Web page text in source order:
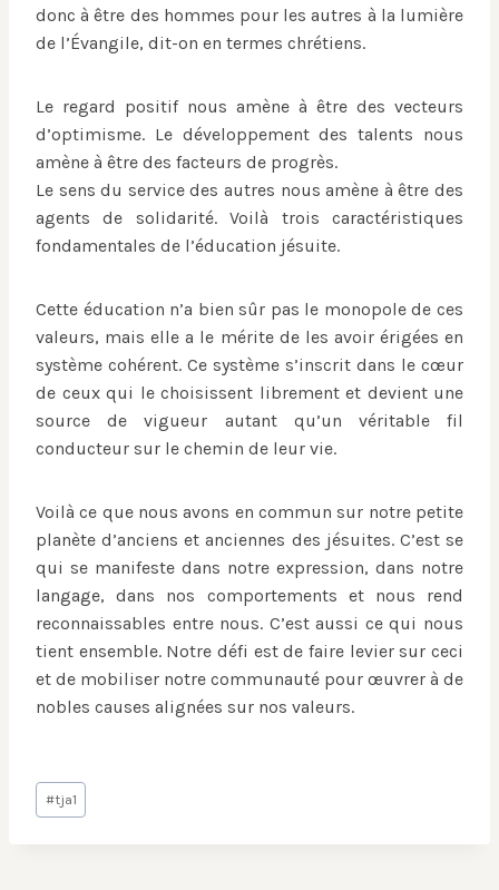
donc à être des hommes pour les autres à la lumière
de l’Évangile, dit-on en termes chrétiens.
Le regard positif nous amène à être des vecteurs
d’optimisme. Le développement des talents nous
amène à être des facteurs de progrès.
Le sens du service des autres nous amène à être des
agents de solidarité. Voilà trois caractéristiques
fondamentales de l’éducation jésuite.
Cette éducation n’a bien sûr pas le monopole de ces
valeurs, mais elle a le mérite de les avoir érigées en
système cohérent. Ce système s’inscrit dans le cœur
de ceux qui le choisissent librement et devient une
source de vigueur autant qu’un véritable fil
conducteur sur le chemin de leur vie.
Voilà ce que nous avons en commun sur notre petite
planète d’anciens et anciennes des jésuites. C’est se
qui se manifeste dans notre expression, dans notre
langage, dans nos comportements et nous rend
reconnaissables entre nous. C’est aussi ce qui nous
tient ensemble. Notre défi est de faire levier sur ceci
et de mobiliser notre communauté pour œuvrer à de
nobles causes alignées sur nos valeurs.
Post
Tags:
#tja1